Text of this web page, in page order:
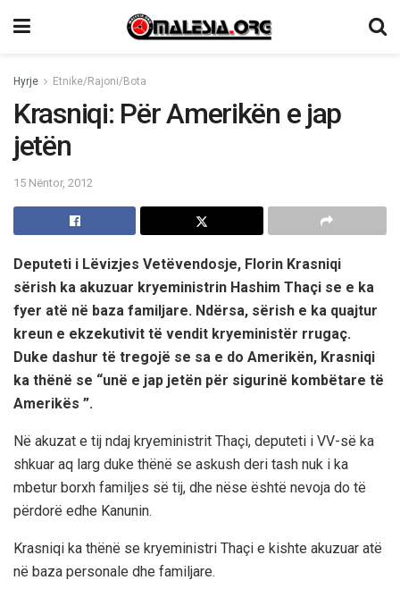
Hyrje Etnike/Rajoni/Bota
Krasniqi: Për Amerikën e jap
jetën
15 Nëntor, 2012
Deputeti i Lëvizjes Vetëvendosje, Florin Krasniqi
sërish ka akuzuar kryeministrin Hashim Thaçi se e ka
fyer atë në baza familjare. Ndërsa, sërish e ka quajtur
kreun e ekzekutivit të vendit kryeministër rrugaç.
Duke dashur të tregojë se sa e do Amerikën, Krasniqi
ka thënë se “unë e jap jetën për sigurinë kombëtare të
Amerikës ”.
Në akuzat e tij ndaj kryeministrit Thaçi, deputeti i VV-së ka
shkuar aq larg duke thënë se askush deri tash nuk i ka
mbetur borxh familjes së tij, dhe nëse është nevoja do të
përdorë edhe Kanunin.
Krasniqi ka thënë se kryeministri Thaçi e kishte akuzuar atë
në baza personale dhe familjare.